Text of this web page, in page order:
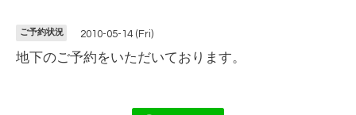
ご予約状況 2010-05-14 (Fri)
地下のご予約をいただいております。